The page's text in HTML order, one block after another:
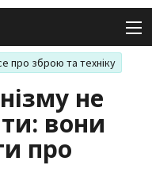
про зброю та техніку
не
вони
про